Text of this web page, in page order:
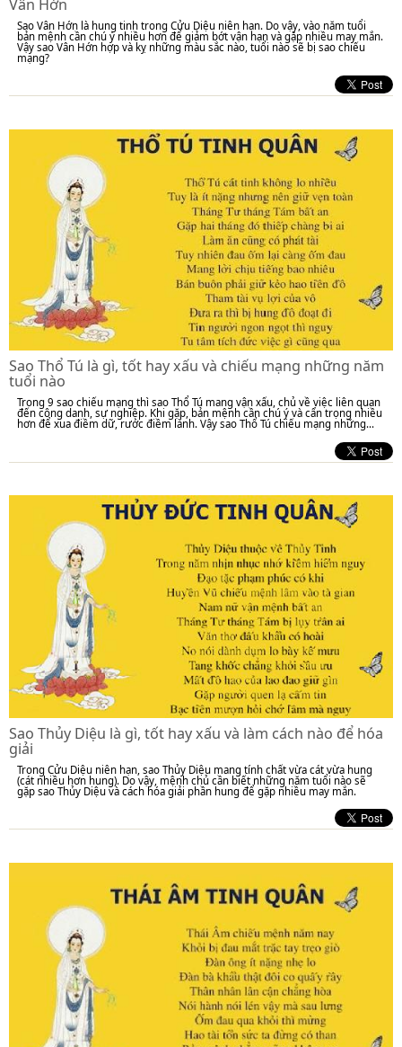
Vân Hớn
Sao Vân Hớn là hung tinh trong Cửu Diệu niên hạn. Do vậy, vào năm tuổi
bản mệnh cần chú ý nhiều hơn để giảm bớt vận hạn và gặp nhiều may mắn.
Vậy sao Vân Hớn hợp và kỵ những màu sắc nào, tuổi nào sẽ bị sao chiếu
mạng?
Sao Thổ Tú là gì, tốt hay xấu và chiếu mạng những năm
tuổi nào
Trong 9 sao chiếu mạng thì sao Thổ Tú mang vận xấu, chủ về việc liên quan
đến công danh, sự nghiệp. Khi gặp, bản mệnh cần chú ý và cẩn trọng nhiều
hơn để xua điềm dữ, rước điềm lành. Vậy sao Thổ Tú chiếu mạng những...
Sao Thủy Diệu là gì, tốt hay xấu và làm cách nào để hóa
giải
Trong Cửu Diệu niên hạn, sao Thủy Diệu mang tính chất vừa cát vừa hung
(cát nhiều hơn hung). Do vậy, mệnh chủ cần biết những năm tuổi nào sẽ
gặp sao Thủy Diệu và cách hóa giải phần hung để gặp nhiều may mắn.